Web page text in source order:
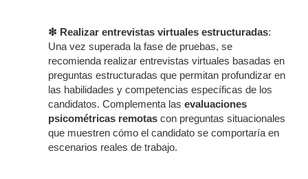
❇ Realizar entrevistas virtuales estructuradas:
Una vez superada la fase de pruebas, se
recomienda realizar entrevistas virtuales basadas en
preguntas estructuradas que permitan profundizar en
las habilidades y competencias específicas de los
candidatos. Complementa las evaluaciones
psicométricas remotas con preguntas situacionales
que muestren cómo el candidato se comportaría en
escenarios reales de trabajo.